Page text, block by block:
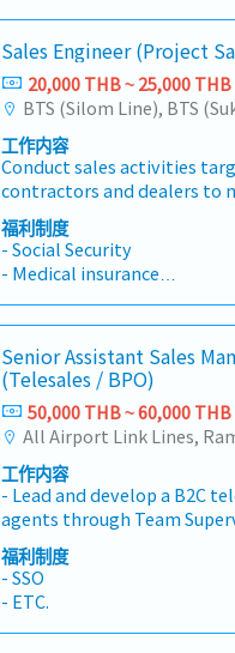
growth and sales strategy.7.
PerformanceAchieve
contribute to the
growth.8. Client Meetings
VisitsAttend client
project discussions, and
understand project
strengthen customer
- Sick leave
- Diligence allowance
- Travel allowance
- Food allowance
Sales Engineer (Project
20,000 THB ~ 25,000 THB
工作内容
Conduct sales activities
contractors and dealers to
business
consulting for rotating
pumps as well as cooling
related systems as
sales cycle, from
confirmation.Visit
requirements, present
after-sales support.Achieve
gross profit goals.Deliver
service by responding to
issues promptly.Perform
as necessary.
福利制度
- Social Security
- Medical insurance
- Telephone Allowance
- Bonus
- Salary adjustment
- OT
- Others
Senior Assistant Sales
(Telesales / BPO)
50,000 THB ~ 60,000 THB
工作内容
- Lead and develop a B2C
agents through Team
sales strategies, optimize
overall team performance.-
improve key KPIs, including
Delivery Rate (DR), Average
call attempts, and lead
福利制度
- SSO
- ETC.